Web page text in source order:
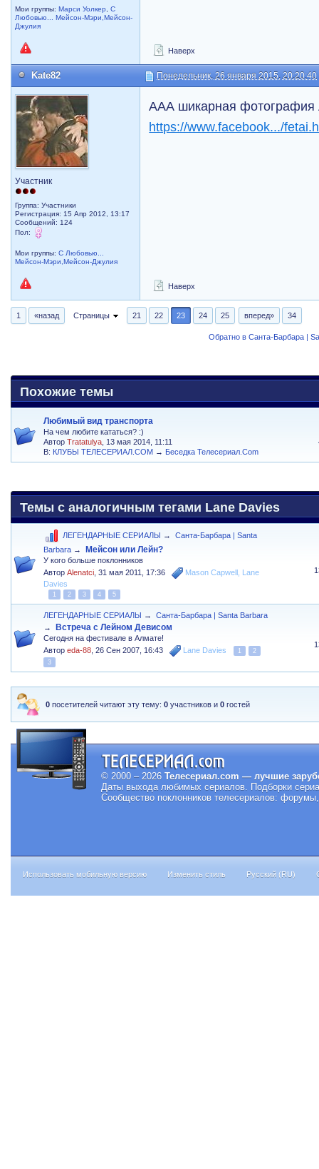
Мои группы:Марси Уолкер ,С
Любовью... Мейсон-Мэри,Мейсон-
Джулия
Наверх
Kate82 Понедельник, 26 января 2015, 20:20:40
Участник
Группа: Участники
Регистрация: 15 Апр 2012, 13:17
Сообщений: 124
Пол:
Мои группы:С Любовью...
Мейсон-Мэри,Мейсон-Джулия
ААА шикарная фотография
https://www.facebook.../
Наверх
1 «назад Страницы 21 22 23 24 25 вперед» 34
Обратно в Санта-Барбара |
Похожие темы
Любимый вид транспорта
На чем любите кататься? :)
АвторTratatulya , 13 мая 2014, 11:11
В: КЛУБЫ ТЕЛЕСЕРИАЛ.COM → Беседка Телесериал.Com
Темы с аналогичным тегами Lane Davies
ЛЕГЕНДАРНЫЕ СЕРИАЛЫ →
Санта-Барбара | Santa
Barbara → Мейсон или Лейн?
У кого больше поклонников
АвторAlenatci ,31 мая 2011, 17:36 Mason Capwell Lane
Davies
1 2 3 4 5
ЛЕГЕНДАРНЫЕ СЕРИАЛЫ →
Санта-Барбара | Santa Barbara
→
Встреча с Лейном Девисом
Сегодня на фестивале в Алмате!
Авторeda-88 ,26 Сен 2007, 16:43 Lane Davies 1
2
3
0 посетителей читают эту тему:0 участников и0 гостей
© 2000 – 2026 Телесериал.com — лучшие
Даты выхода любимых сериалов.
Подборки
Сообщество поклонников телесериалов:
Использовать мобильную версию Изменить стиль Русский (RU)